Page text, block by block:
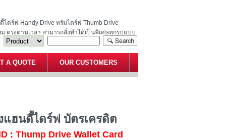
ดร์ฟ Handy Drive ทรัมไดร์ฟ Thumb Drive
ตรงตามเวลา สามารถสั่งทำได้เป็นพิเศษทุกรูปแบบ
A QUOTE OUR CUSTOMERS
ายส่งแฮนดี้ไดร์ฟ บัตรเครดิต
ฮนดี้ไดร์ฟ บัตรเครดิต
: Thump Drive Wallet Card